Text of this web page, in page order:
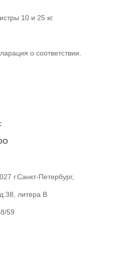
10 и 25 кг.
о соответствии.
г.Санкт-Петербург,
литера В
59